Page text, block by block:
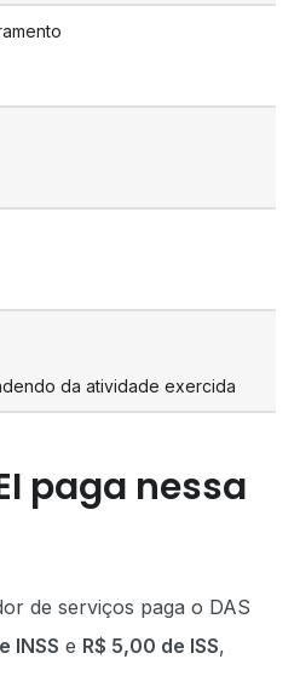
da atividade exercida
paga nessa
de serviços paga o DAS
INSS e R$ 5,00 de ISS,